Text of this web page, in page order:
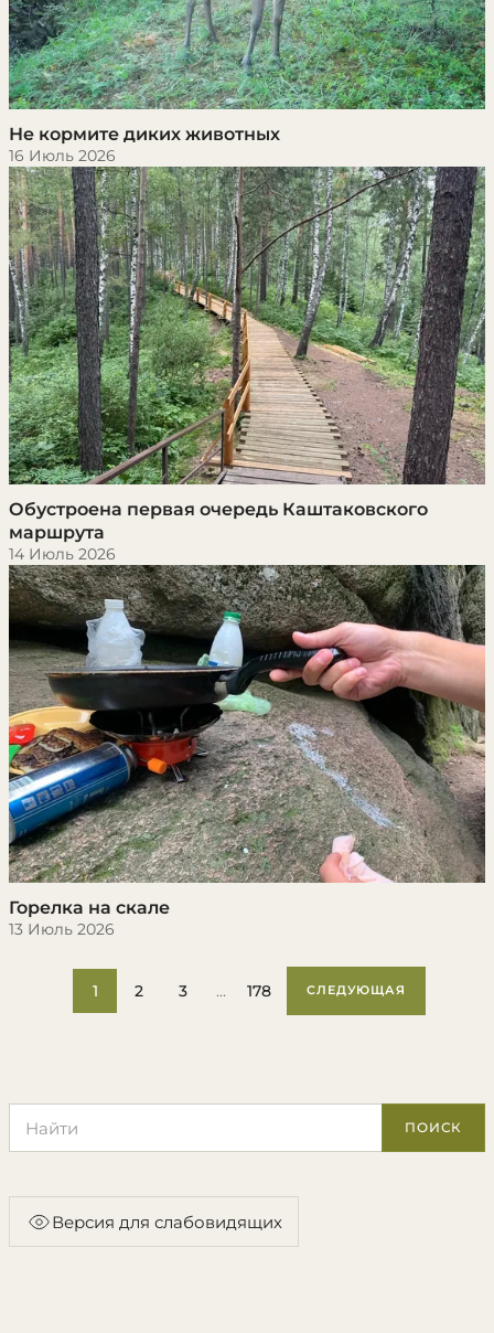
Не кормите диких животных
16 Июль 2026
Обустроена первая очередь Каштаковского
маршрута
14 Июль 2026
Горелка на скале
13 Июль 2026
1 2 3 … 178 СЛЕДУЮЩАЯ
ПОИСК
Версия для слабовидящих